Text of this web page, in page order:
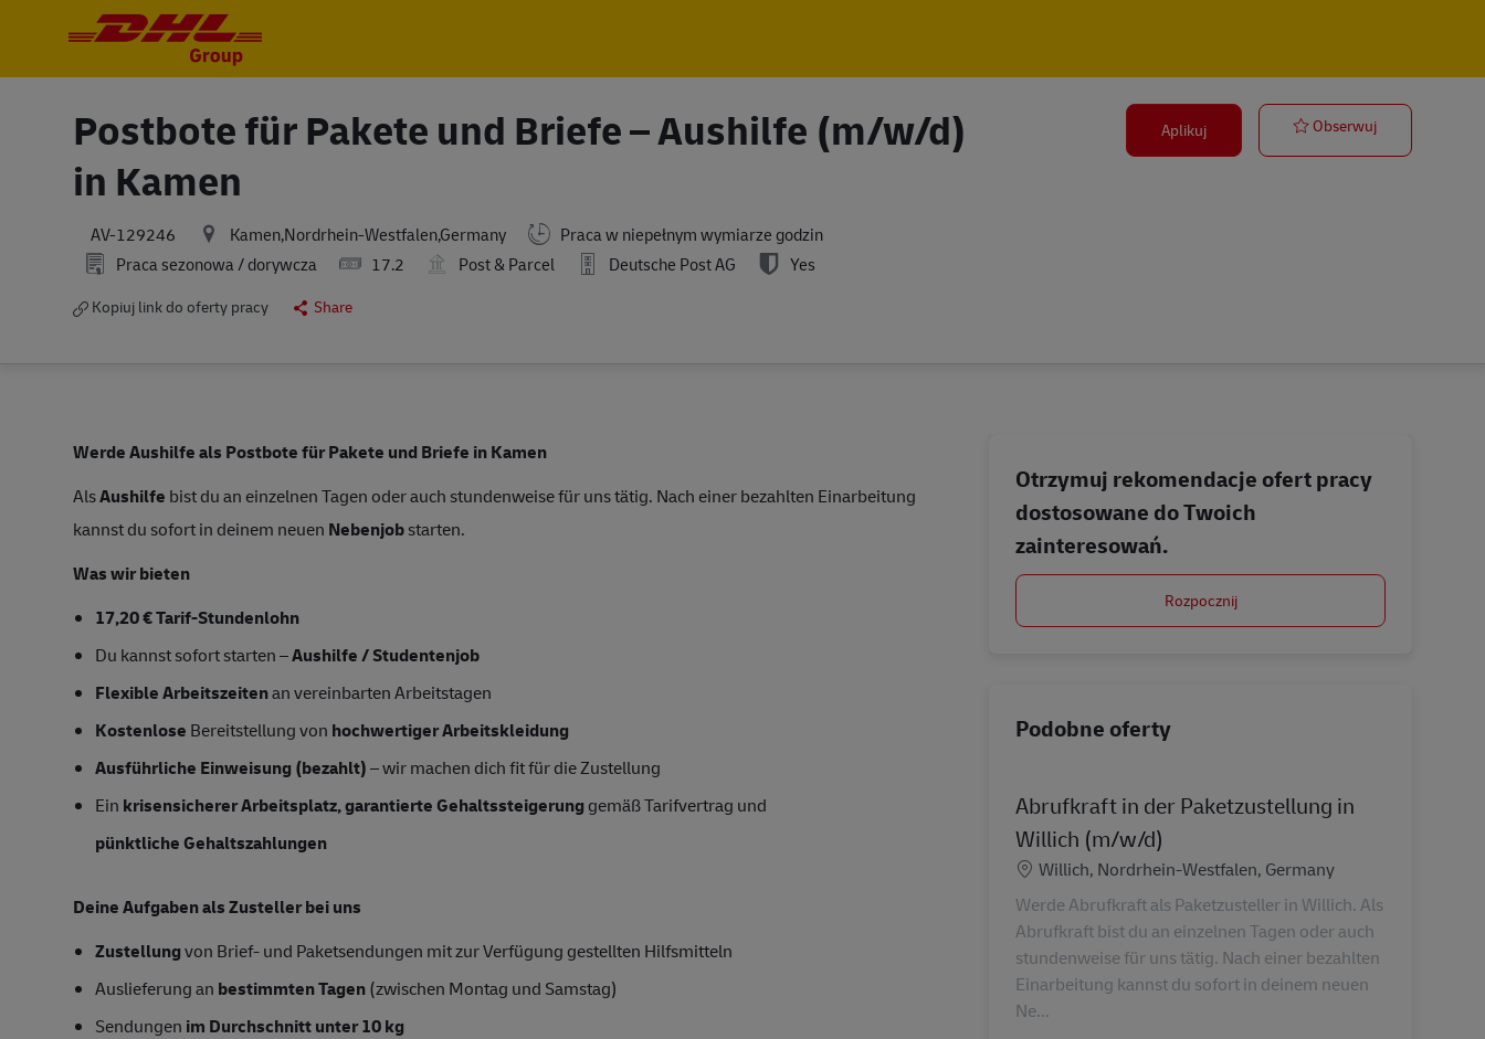
Postbote für Pakete und Briefe – Aushilfe (m/w/d)
in Kamen
AV-129246 Kamen,Nordrhein-Westfalen,Germany
Praca w niepełnym wymiarze godzin
Praca sezonowa / dorywcza
17.2 Post & Parcel Deutsche Post AG Yes
Kopiuj link do oferty pracy Share
Aplikuj ObserwujPostbote für
Werde Aushilfe als Postbote für Pakete und Briefe in Kamen
AlsAushilfe bist du an einzelnen Tagen oder auch stundenweise für uns tätig. Nach einer bezahlten Einarbeitung
kannst du sofort in deinem neuen Nebenjobstarten.
Was wir bieten
17,20 € Tarif-Stundenlohn
Du kannst sofort starten –Aushilfe / Studentenjob
Flexible Arbeitszeitenan vereinbarten Arbeitstagen
Kostenlose Bereitstellung von hochwertiger Arbeitskleidung
Ausführliche Einweisung (bezahlt)– wir machen dich fit für die Zustellung
Ein krisensicherer Arbeitsplatz, garantierte Gehaltssteigerung gemäß Tarifvertrag und
pünktliche Gehaltszahlungen
Deine Aufgaben als Zusteller bei uns
Zustellungvon Brief- und Paketsendungen mit zur Verfügung gestellten Hilfsmitteln
Auslieferung an bestimmten Tagen(zwischen Montag und Samstag)
Sendungen im Durchschnitt unter 10 kg
Otrzymuj rekomendacje ofert pracy
dostosowane do Twoich
zainteresowań.
Rozpocznij
Podobne oferty
Abrufkraft in der Paketzustellung in
Willich (m/w/d)
Lokalizacja
Willich, Nordrhein-Westfalen, Germany
Werde Abrufkraft als Paketzusteller in Willich. Als
Abrufkraft bist du an einzelnen Tagen oder auch
stundenweise für uns tätig. Nach einer bezahlten
Einarbeitung kannst du sofort in deinem neuen
Ne...